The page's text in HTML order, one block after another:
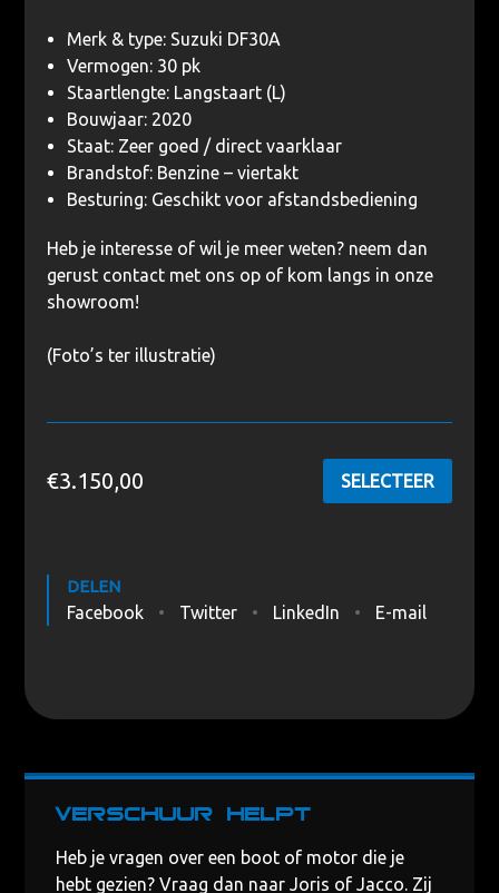
Merk & type: Suzuki DF30A
Vermogen: 30 pk
Staartlengte: Langstaart (L)
Bouwjaar: 2020
Staat: Zeer goed / direct vaarklaar
Brandstof: Benzine – viertakt
Besturing: Geschikt voor afstandsbediening
Heb je interesse of wil je meer weten? neem dan
gerust contact met ons op of kom langs in onze
showroom!
(Foto’s ter illustratie)
€3.150,00 SELECTEER
DELEN
Facebook Twitter LinkedIn E-mail
Verschuur helpt
Heb je vragen over een boot of motor die je
hebt gezien? Vraag dan naar Joris of Jacco. Zij